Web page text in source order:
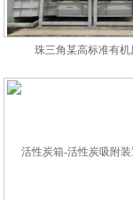
珠三角某高标准有机